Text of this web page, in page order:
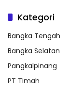
Kategori
Bangka Tengah
Bangka Selatan
Pangkalpinang
PT Timah